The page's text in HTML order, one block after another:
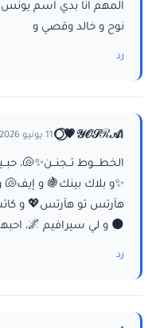
المهم انا بدي اسم يونس
نوح و خالد وقصي و
رد
ا𝒴𝒪𝒮ℛ𝒜💗⃝🌕 11 يونيو 2026
الخطـــوط تــجنــن✨🐚،
✨و بلاك بينك🍇 و
هآرتس تو هآرتس💖 و
🌑 و لي سيرافيم 🌌،
رد